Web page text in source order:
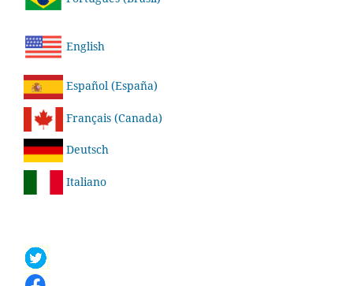
English
Español (España)
Français (Canada)
Deutsch
Italiano